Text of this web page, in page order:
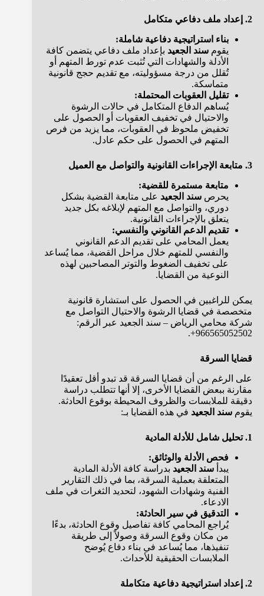
2. إعداد ملف دفاعي متكامل
بناء استراتيجية دفاعية شاملة:
يقوم سند الجعيد بإعداد ملف دفاعي يتضمن كافة
الأدلة والشهادات التي تُثبت عدم تورط المتهم أو
تُقلل من درجة مسؤوليته، مع تقديم حجج قانونية
متماسكة.
تقليل العقوبات المحتملة:
يُساهم الدفاع المتكامل في حالات الرشوة
والاحتيال في تخفيف العقوبات أو الحصول على
تخفيض ملحوظ في العقوبات، مما يزيد من فرص
المتهم في الحصول على حكم عادل.
3. متابعة الإجراءات القانونية والتواصل مع العميل
متابعة مستمرة للقضية:
يحرص سند الجعيد على متابعة القضية بشكل
دوري، والتواصل مع المتهم لإبلاغه بكل جديد
يتعلق بالإجراءات القانونية.
تقديم الدعم القانوني والنفسي:
يعمل المحامي على تقديم الدعم القانوني
والنفسي للمتهم خلال مراحل القضية، مما يُساعد
على تخفيف الضغوط والتوتر المصاحبين لهذه
النوعية من القضايا.
يمكن للراغبين في الحصول على استشارة قانونية
متخصصة في قضايا الرشوة والاحتيال التواصل مع
شركة محامي الرياض – سند الجعيد عبر الرقم:
966565052502+.
قضايا السرقة
على الرغم من أن قضايا السرقة قد تبدو أقل تعقيدًا
مقارنة ببعض القضايا الأخرى، إلا أنها تتطلب دراسة
دقيقة للملابسات والظروف المحيطة بوقوع الحادثة.
يقوم سند الجعيد في هذه القضايا بـ:
1. تحليل شامل للأدلة المادية
فحص الأدلة والوثائق:
يبدأ سند الجعيد بدراسة كافة الأدلة المادية
المتعلقة بعملية السرقة، بما في ذلك التقارير
الفنية وشهادات الشهود، لتحديد الثغرات في ملف
الادعاء.
التدقيق في سير الحادثة:
يُراجع المحامي كافة تفاصيل وقوع الحادثة، بدءًا
من مكان وقوع السرقة وصولاً إلى طريقة
تنفيذها، مما يُساعد في بناء دفاع يُوضح
الملابسات الحقيقية للأحداث.
2. إعداد استراتيجية دفاعية متكاملة